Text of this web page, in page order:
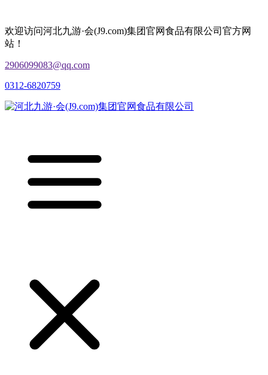
欢迎访问河北九游·会(J9.com)集团官网食品有限公司官方网
站！
2906099083@qq.com
0312-6820759